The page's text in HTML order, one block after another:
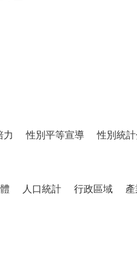
力 性別平等宣導 性別統
人口統計 行政區域